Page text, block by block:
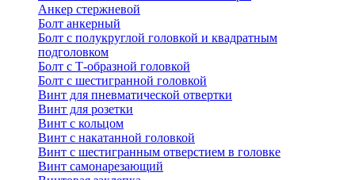
Анкер стержневой
Болт анкерный
Болт с полукруглой головкой и квадратным
подголовком
Болт с Т-образной головкой
Болт с шестигранной головкой
Винт для пневматической отвертки
Винт для розетки
Винт с кольцом
Винт с накатанной головкой
Винт с шестигранным отверстием в головке
Винт самонарезающий